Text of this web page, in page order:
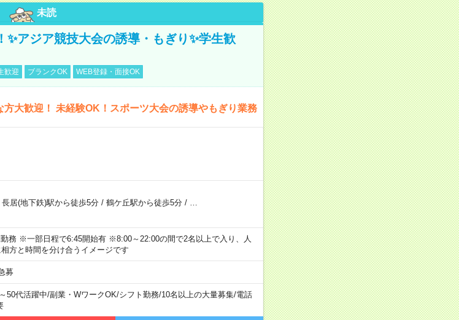
未読
✨アジア競技大会の誘導・もぎり✨学生歓
歓迎 ブランクOK WEB登録・面接OK
方大歓迎！ 未経験OK！スポーツ大会の誘導やもぎり業務
長居(地下鉄)駅から徒歩5分/ 鶴ケ丘駅から徒歩5分/
務 ※一部日程で6:45開始有 ※8:00～22:00の間で2名以上で入り、人
方と時間を分け合うイメージです
募
50代活躍中/副業・WワークOK/シフト勤務/10名以上の大量募集/電話